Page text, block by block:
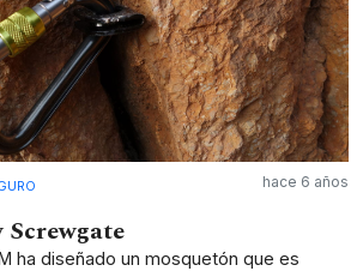
hace 6 años
ha diseñado un mosquetón que es